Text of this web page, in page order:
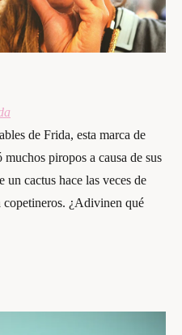
de Frida, esta marca de
piropos a causa de sus
cactus hace las veces de
¿Adivinen qué